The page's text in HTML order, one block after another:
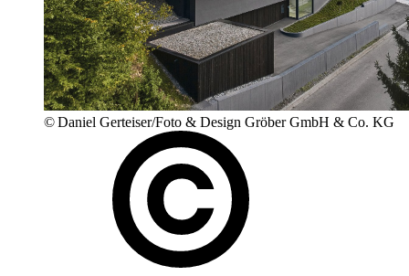
© Daniel Gerteiser/Foto & Design Gröber GmbH & Co. KG